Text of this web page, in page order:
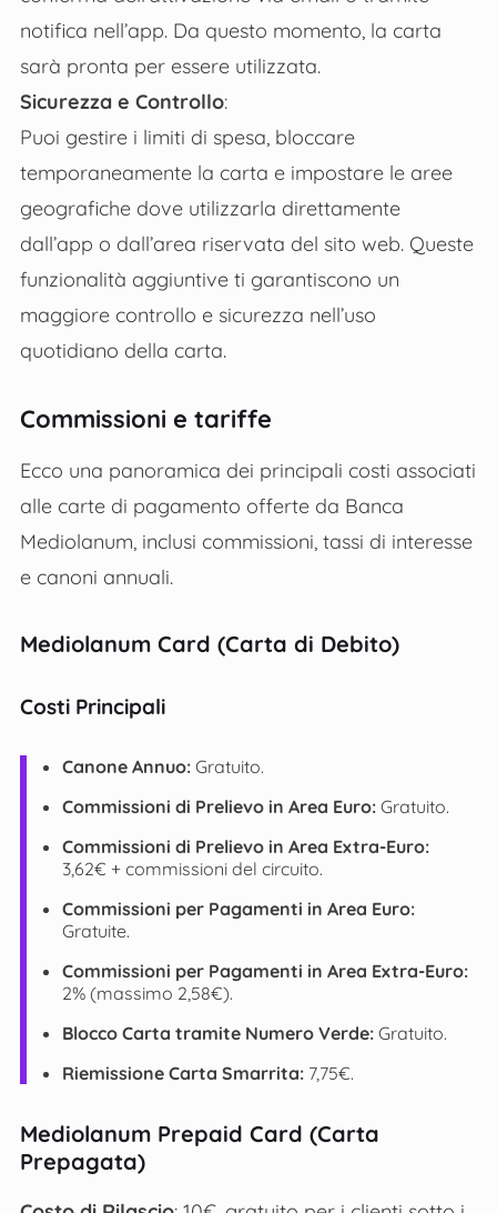
notifica nell’app. Da questo momento, la carta
sarà pronta per essere utilizzata.
Sicurezza e Controllo:
Puoi gestire i limiti di spesa, bloccare
temporaneamente la carta e impostare le aree
geografiche dove utilizzarla direttamente
dall’app o dall’area riservata del sito web. Queste
funzionalità aggiuntive ti garantiscono un
maggiore controllo e sicurezza nell’uso
quotidiano della carta.
Commissioni e tariffe
Ecco una panoramica dei principali costi associati
alle carte di pagamento offerte da Banca
Mediolanum, inclusi commissioni, tassi di interesse
e canoni annuali.
Mediolanum Card (Carta di Debito)
Costi Principali
Canone Annuo: Gratuito​​.
Commissioni di Prelievo in Area Euro: Gratuito​​.
Commissioni di Prelievo in Area Extra-Euro:
3,62€ + commissioni del circuito​.
Commissioni per Pagamenti in Area Euro:
Gratuite​​.
Commissioni per Pagamenti in Area Extra-Euro:
2% (massimo 2,58€)​​.
Blocco Carta tramite Numero Verde: Gratuito​​.
Riemissione Carta Smarrita: 7,75€​.
Mediolanum Prepaid Card (Carta
Prepagata)